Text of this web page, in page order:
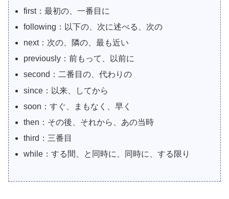
first：最初の、一番目に
following：以下の、次に述べる、次の
next：次の、隣の、最も近い
previously：前もって、以前に
second：二番目の、代わりの
since：以来、してから
soon：すぐ、まもなく、早く
then：その後、それから、あの当時
third：三番目
while：する間、と同時に、同時に、する限り